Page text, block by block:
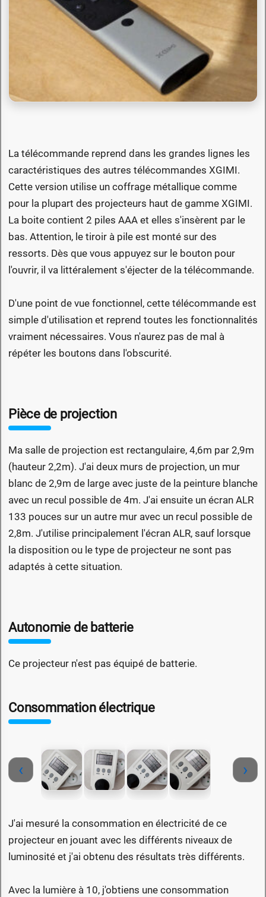
La télécommande reprend dans les grandes lignes les
caractéristiques des autres télécommandes XGIMI.
Cette version utilise un coffrage métallique comme
pour la plupart des projecteurs haut de gamme XGIMI.
La boite contient 2 piles AAA et elles s'insèrent par le
bas. Attention, le tiroir à pile est monté sur des
ressorts. Dès que vous appuyez sur le bouton pour
l'ouvrir, il va littéralement s'éjecter de la télécommande.
D'une point de vue fonctionnel, cette télécommande est
simple d'utilisation et reprend toutes les fonctionnalités
vraiment nécessaires. Vous n'aurez pas de mal à
répéter les boutons dans l'obscurité.
Pièce de projection
Ma salle de projection est rectangulaire, 4,6m par 2,9m
(hauteur 2,2m). J'ai deux murs de projection, un mur
blanc de 2,9m de large avec juste de la peinture blanche
avec un recul possible de 4m. J'ai ensuite un écran ALR
133 pouces sur un autre mur avec un recul possible de
2,8m. J'utilise principalement l'écran ALR, sauf lorsque
la disposition ou le type de projecteur ne sont pas
adaptés à cette situation.
Autonomie de batterie
Ce projecteur n'est pas équipé de batterie.
Consommation électrique
‹ ›
J'ai mesuré la consommation en électricité de ce
projecteur en jouant avec les différents niveaux de
luminosité et j'ai obtenu des résultats très différents.
Avec la lumière à 10, j'obtiens une consommation